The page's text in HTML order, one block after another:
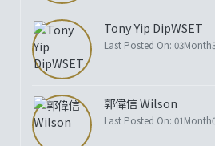
Tony Yip DipWSET
Last Posted On:
郭偉信 Wilson
Last Posted On: